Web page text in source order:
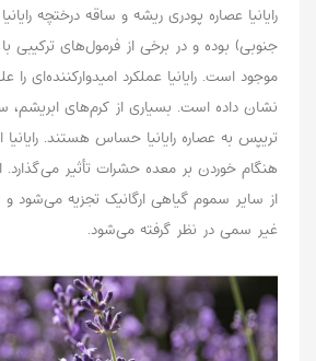
رایانیا عصاره پودری ریشه و ساقه درختچه
جنوبی) بوده و در برخی از فرمول‌های ترکیبی
موجود است. رایانیا عملکرد امیدوارکننده‌ای
نشان داده است. بسیاری از کرم‌های
تریپس به عصاره رایانیا حساس هستند.
هنگام خوردن بر معده حشرات تأثیر
از سایر سموم گیاهی ارگانیک تجزیه می‌شود و
غیر سمی در نظر گرفته می‌شود.